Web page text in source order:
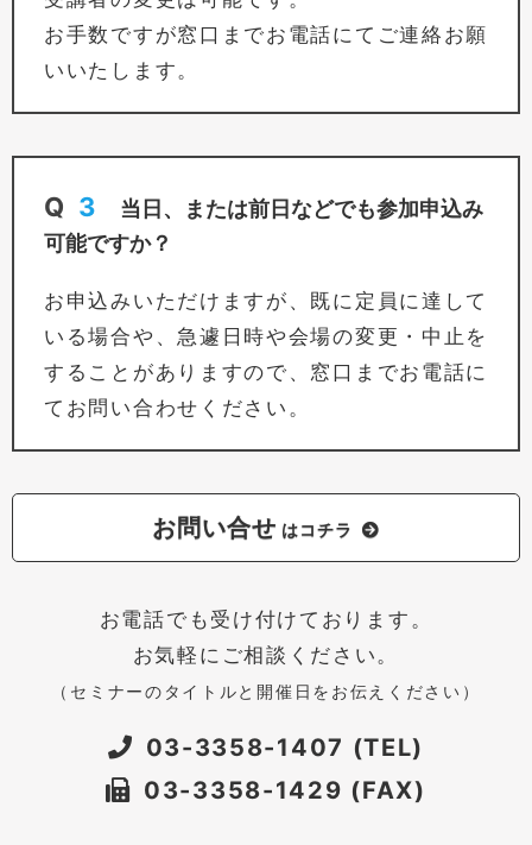
お手数ですが窓口までお電話にてご連絡お願
いいたします。
Q 3
当日、または前日などでも参加申込み
可能ですか？
お申込みいただけますが、既に定員に達して
いる場合や、急遽日時や会場の変更・中止を
することがありますので、窓口までお電話に
てお問い合わせください。
お問い合せ はコチラ
お電話でも受け付けております。
お気軽にご相談ください。
（セミナーのタイトルと開催日をお伝えください）
03-3358-1407 (TEL)
03-3358-1429 (FAX)